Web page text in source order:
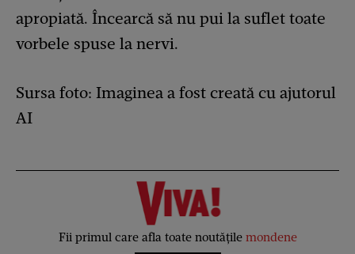
apropiată. Încearcă să nu pui la suflet toate
vorbele spuse la nervi.
Sursa foto: Imaginea a fost creată cu ajutorul
AI
Fii primul care afla toate noutățile mondene